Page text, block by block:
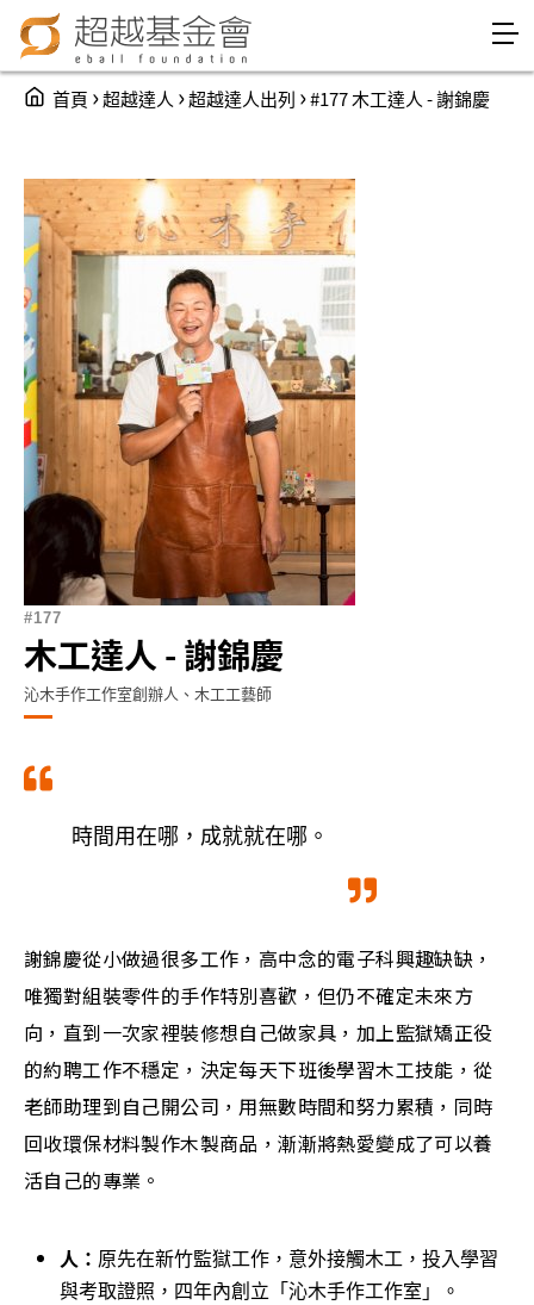
Jump to Navigation
Jump to Main content
You are here
首頁 ›超越達人 ›超越達人出列 ›#177 木工達人 - 謝錦慶
177
木工達人 - 謝錦慶
沁木手作工作室創辦人、木工工藝師
時間用在哪，成就就在哪。
謝錦慶從小做過很多工作，高中念的電子科興趣缺缺，
唯獨對組裝零件的手作特別喜歡，但仍不確定未來方
向，直到一次家裡裝修想自己做家具，加上監獄矯正役
的約聘工作不穩定，決定每天下班後學習木工技能，從
老師助理到自己開公司，用無數時間和努力累積，同時
回收環保材料製作木製商品，漸漸將熱愛變成了可以養
活自己的專業。
人： 原先在新竹監獄工作，意外接觸木工，投入學習
與考取證照，四年內創立「沁木手作工作室」。